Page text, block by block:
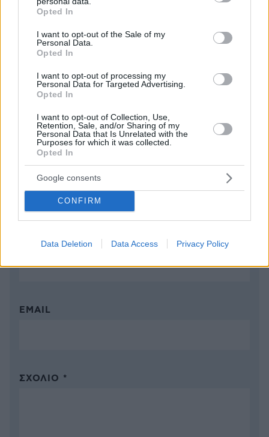
grant or deny consent to Google and its third-party tags to
use your data for below specified purposes in below Google
consent section.
Opted In
I want to opt-out of the Sale of my
Personal Data.
Opted In
I want to opt-out of processing my
Personal Data for Targeted Advertising.
Opted In
I want to opt-out of Collection, Use,
Retention, Sale, and/or Sharing of my
Personal Data that Is Unrelated with the
Purposes for which it was collected.
Opted In
Google consents
CONFIRM
Data Deletion Data Access Privacy Policy
Grecko.Site
3 2 9 1 Στον σημερινό κόσμο είναι δύσκολο να βρεις
κάποιον ειλικρινή και έτοιμο για πραγματική σχέση. Γι
άνδρες όπως εσύ που έχουν ξεκάθαρες προσδοκίες.
Εδώ οι γυναίκες εκτιμούν την υπευθυνότητα την
Η διαδικασία εύρεσης του κατάλληλου ατόμου είναι
πολύ πιο εύκολη από όσο νομίζεις. Εγγράψου και
πείσου μόνος σου πόσες δυνατότητες προσφέρει η
πλατφόρμα μας.
ΑΠΑΝΤΗΣΗ
ΠΡΟΣΘΗΚΗ ΣΧΟΛΙΟΥ
ΌΝΟΜΑ *
EMAIL
ΣΧΌΛΙΟ *